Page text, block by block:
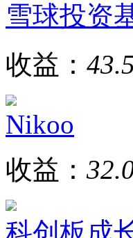
雪球投资
收益：
Nikoo
收益：